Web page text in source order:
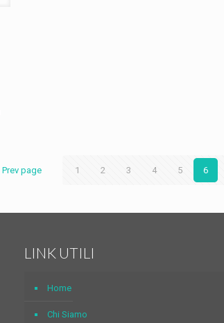
Prev page 1 2 3 4 5 6
LINK UTILI
Home
Chi Siamo